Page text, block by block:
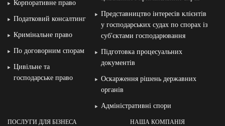
Корпоративне право
Податковий консалтинг
Кримінальне право
По договорним спорам
Цивільне та
господарське право
Представництво інтересів клієнтів
у господарських судах по спорах із
суб′єктами господарювання
Підготовка процесуальних
документів
Оскарження рішень державних
органів
Адміністративні спори
ПОСЛУГИ ДЛЯ БІЗНЕСА НАША КОМПАНІЯ